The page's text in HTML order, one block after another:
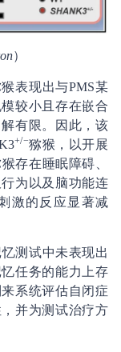
）
表现出与PMS某
较小且存在嵌合
有限。因此，该
+/−猕猴，以开展
存在睡眠障碍、
为以及脑功能连
激的反应显著减
测试中未表现出
任务的能力上存
系统评估自闭症
并为测试治疗方